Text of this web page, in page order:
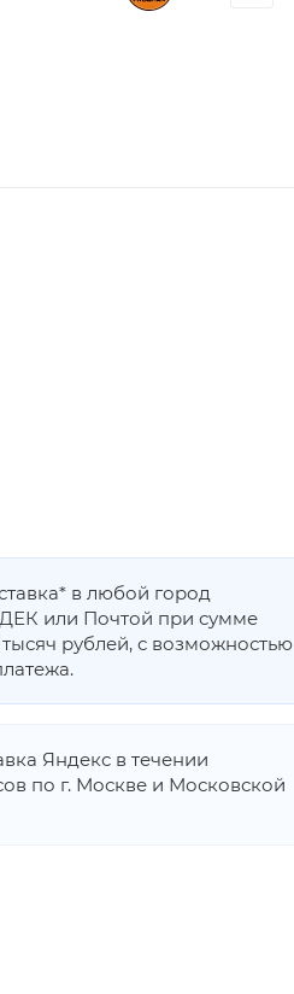
в любой город
или Почтой при сумме
рублей, с возможностью
Яндекс в течении
по г. Москве и Московской